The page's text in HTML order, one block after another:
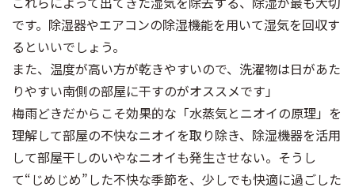
です。除湿器やエアコンの除湿機能を用いて湿気を回収す
るといいでしょう。
また、温度が高い方が乾きやすいので、洗濯物は日があた
りやすい南側の部屋に干すのがオススメです」
梅雨どきだからこそ効果的な「水蒸気とニオイの原理」を
理解して部屋の不快なニオイを取り除き、除湿機器を活用
して部屋干しのいやなニオイも発生させない。そうし
て“じめじめ”した不快な季節を、少しでも快適に過ごした